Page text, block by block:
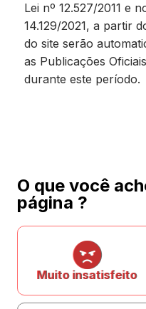
Lei nº 12.527/2011 e
14.129/2021, a partir
do site serão
as Publicações
durante este período.
O que você
página ?
Muito insatisfeito